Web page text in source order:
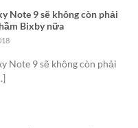
Note 9 sẽ không còn phải
Bixby nữa
Note 9 sẽ không còn phải